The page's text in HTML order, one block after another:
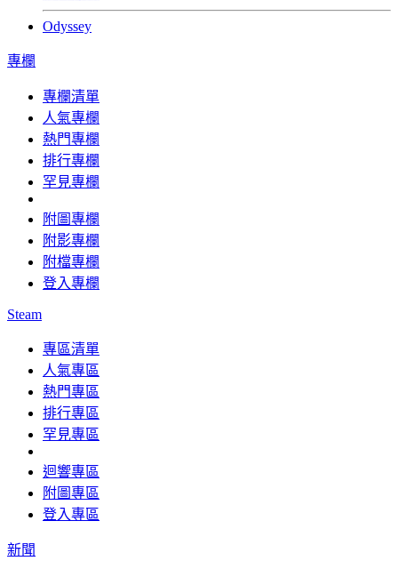
Odyssey
專欄
專欄清單
人氣專欄
熱門專欄
排行專欄
罕見專欄
附圖專欄
附影專欄
附檔專欄
登入專欄
Steam
專區清單
人氣專區
熱門專區
排行專區
罕見專區
迴響專區
附圖專區
登入專區
新聞